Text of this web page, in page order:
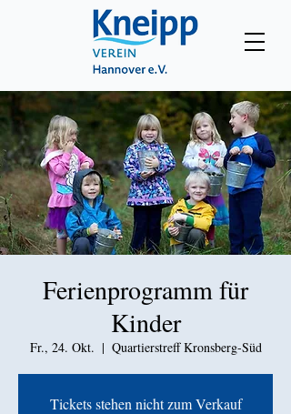
Ferienprogramm für
Kinder
Fr., 24. Okt.
  |
Quartierstreff Kronsberg-Süd
Tickets stehen nicht zum Verkauf